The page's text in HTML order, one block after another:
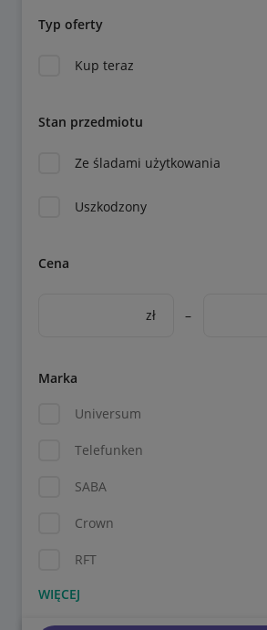
Typ oferty
Kup teraz
Stan przedmiotu
Ze śladami użytkowania
Uszkodzony
Cena
zł –
Marka
Universum
Telefunken
SABA
Crown
RFT